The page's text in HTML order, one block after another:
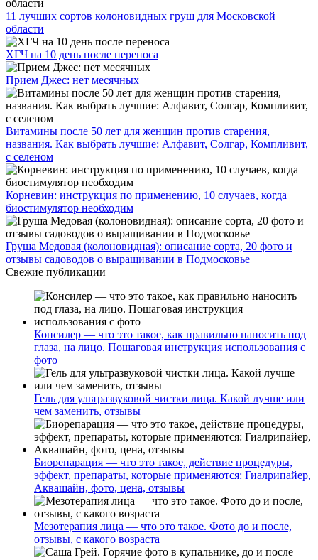
11 лучших сортов колоновидных груш для Московской
области
ХГЧ на 10 день после переноса
Прием Джес: нет месячных
Витамины после 50 лет для женщин против старения,
названия. Как выбрать лучшие: Алфавит, Солгар, Компливит,
с селеном
Корневин: инструкция по применению, 10 случаев, когда
биостимулятор необходим
Груша Медовая (колоновидная): описание сорта, 20 фото и
отзывы садоводов о выращивании в Подмосковье
Свежие публикации
Консилер — что это такое, как правильно наносить под
глаза, на лицо. Пошаговая инструкция использования с
фото
Гель для ультразвуковой чистки лица. Какой лучше или
чем заменить, отзывы
Биорепарация — что это такое, действие процедуры,
эффект, препараты, которые применяются: Гиалрипайер,
Аквашайн, фото, цена, отзывы
Мезотерапия лица — что это такое. Фото до и после,
отзывы, с какого возраста